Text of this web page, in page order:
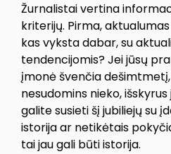
Žurnalistai vertina
kriterijų. Pirma,
kas vyksta dabar, su
tendencijomis? Jei jūsų
įmonė švenčia
nesudomins nieko, išskyrus
galite susieti šį jubiliejų su
istorija ar netikėtais
tai jau gali būti istorija.